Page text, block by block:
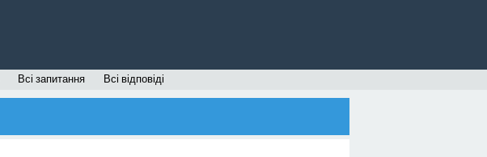
Всі запитання Всі відповіді